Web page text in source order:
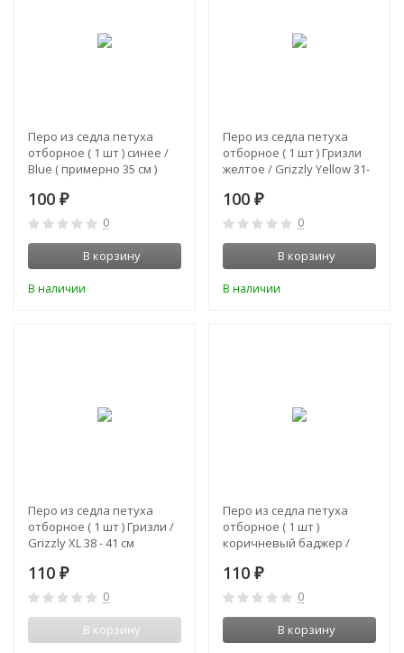
Перо из седла петуха
отборное ( 1 шт ) синее /
Blue ( примерно 35 см )
100 ₽
0
В корзину
В наличии
Перо из седла петуха
отборное ( 1 шт ) Гризли
желтое / Grizzly Yellow 31-
100 ₽
0
В корзину
В наличии
Перо из седла петуха
отборное ( 1 шт ) Гризли /
Grizzly XL 38 - 41 см
110 ₽
0
В корзину
Перо из седла петуха
отборное ( 1 шт )
коричневый баджер /
110 ₽
0
В корзину